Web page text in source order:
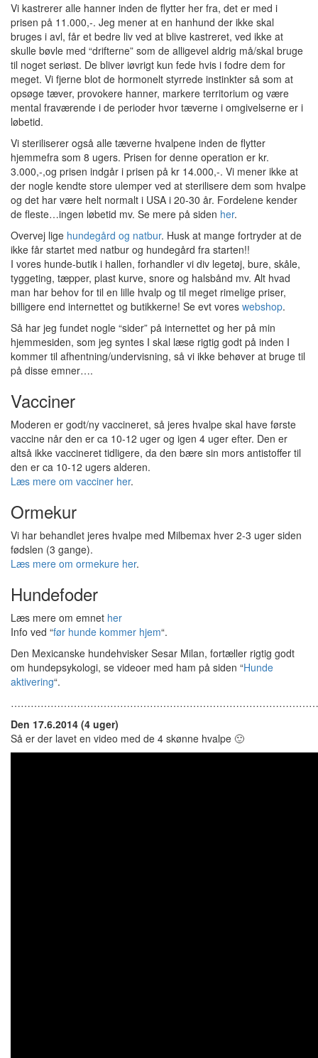
Vi kastrerer alle hanner inden de flytter her fra, det er med i
prisen på 11.000,-. Jeg mener at en hanhund der ikke skal
bruges i avl, får et bedre liv ved at blive kastreret, ved ikke at
skulle bøvle med “drifterne” som de alligevel aldrig må/skal bruge
til noget seriøst. De bliver iøvrigt kun fede hvis i fodre dem for
meget. Vi fjerne blot de hormonelt styrrede instinkter så som at
opsøge tæver, provokere hanner, markere territorium og være
mental fraværende i de perioder hvor tæverne i omgivelserne er i
løbetid.
Vi steriliserer også alle tæverne hvalpene inden de flytter
hjemmefra som 8 ugers. Prisen for denne operation er kr.
3.000,-,og prisen indgår i prisen på kr 14.000,-. Vi mener ikke at
der nogle kendte store ulemper ved at sterilisere dem som hvalpe
og det har være helt normalt i USA i 20-30 år. Fordelene kender
de fleste…ingen løbetid mv. Se mere på siden her.
Overvej lige hundegård og natbur. Husk at mange fortryder at de
ikke får startet med natbur og hundegård fra starten!!
I vores hunde-butik i hallen, forhandler vi div legetøj, bure, skåle,
tyggeting, tæpper, plast kurve, snore og halsbånd mv. Alt hvad
man har behov for til en lille hvalp og til meget rimelige priser,
billigere end internettet og butikkerne! Se evt vores webshop.
Så har jeg fundet nogle “sider” på internettet og her på min
hjemmesiden, som jeg syntes I skal læse rigtig godt på inden I
kommer til afhentning/undervisning, så vi ikke behøver at bruge til
på disse emner….
Vacciner
Moderen er godt/ny vaccineret, så jeres hvalpe skal have første
vaccine når den er ca 10-12 uger og igen 4 uger efter. Den er
altså ikke vaccineret tidligere, da den bære sin mors antistoffer til
den er ca 10-12 ugers alderen.
Læs mere om vacciner her.
Ormekur
Vi har behandlet jeres hvalpe med Milbemax hver 2-3 uger siden
fødslen (3 gange).
Læs mere om ormekure her.
Hundefoder
Læs mere om emnet her
Info ved “før hunde kommer hjem“.
Den Mexicanske hundehvisker Sesar Milan, fortæller rigtig godt
om hundepsykologi, se videoer med ham på siden “Hunde
aktivering“.
Den 17.6.2014 (4 uger)
Så er der lavet en video med de 4 skønne hvalpe 🙂